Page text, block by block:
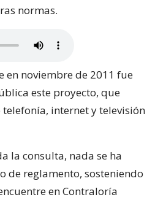
normas.
en noviembre de 2011 fue
este proyecto, que
internet y televisión
la consulta, nada se ha
de reglamento, sosteniendo
en Contraloría